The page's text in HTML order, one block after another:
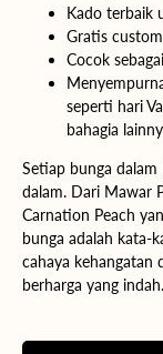
Kado terbaik
Gratis
Cocok
seperti hari
bahagia
Setiap bunga dalam
dalam. Dari Mawar
Carnation Peach
bunga adalah kata-
cahaya kehangatan
berharga yang indah.